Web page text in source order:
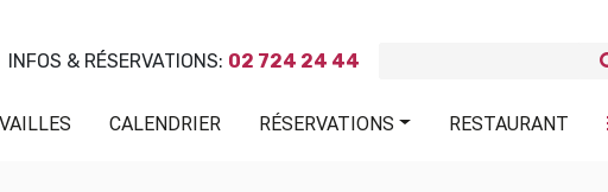
INFOS & RÉSERVATIONS: 02 724 24 44
CALENDRIER RÉSERVATIONS RESTAURANT